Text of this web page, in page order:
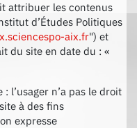
attribuer les contenus
d’Études Politiques
aix.fr") et
du site en date du : «
l’usager n’a pas le droit
à des fins
expresse